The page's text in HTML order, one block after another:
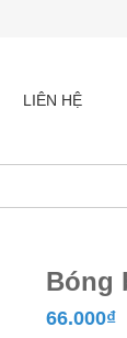
LIÊN HỆ
Bóng
66.000₫